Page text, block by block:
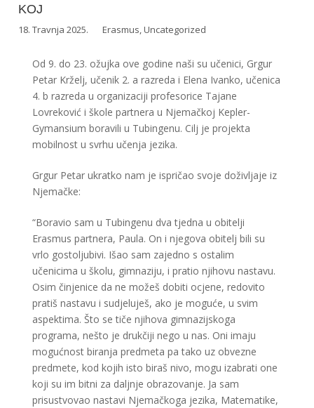
KOJ
18. Travnja 2025. Erasmus,Uncategorized
Od 9. do 23. ožujka ove godine naši su učenici, Grgur
Petar Krželj, učenik 2. a razreda i Elena Ivanko, učenica
4. b razreda u organizaciji profesorice Tajane
Lovreković i škole partnera u Njemačkoj Kepler-
Gymansium boravili u Tubingenu. Cilj je projekta
mobilnost u svrhu učenja jezika.
Grgur Petar ukratko nam je ispričao svoje doživljaje iz
Njemačke:
“Boravio sam u Tubingenu dva tjedna u obitelji
Erasmus partnera, Paula. On i njegova obitelj bili su
vrlo gostoljubivi. Išao sam zajedno s ostalim
učenicima u školu, gimnaziju, i pratio njihovu nastavu.
Osim činjenice da ne možeš dobiti ocjene, redovito
pratiš nastavu i sudjeluješ, ako je moguće, u svim
aspektima. Što se tiče njihova gimnazijskoga
programa, nešto je drukčiji nego u nas. Oni imaju
mogućnost biranja predmeta pa tako uz obvezne
predmete, kod kojih isto biraš nivo, mogu izabrati one
koji su im bitni za daljnje obrazovanje. Ja sam
prisustvovao nastavi Njemačkoga jezika, Matematike,